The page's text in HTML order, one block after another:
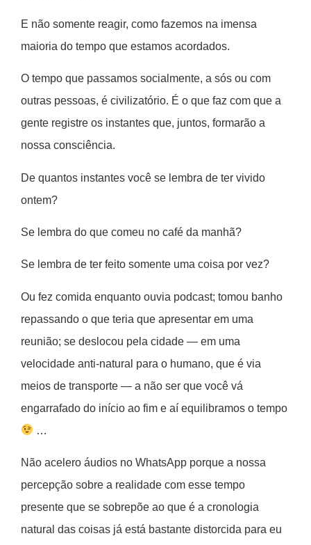
E não somente reagir, como fazemos na imensa
maioria do tempo que estamos acordados.
O tempo que passamos socialmente, a sós ou com
outras pessoas, é civilizatório. É o que faz com que a
gente registre os instantes que, juntos, formarão a
nossa consciência.
De quantos instantes você se lembra de ter vivido
ontem?
Se lembra do que comeu no café da manhã?
Se lembra de ter feito somente uma coisa por vez?
Ou fez comida enquanto ouvia podcast; tomou banho
repassando o que teria que apresentar em uma
reunião; se deslocou pela cidade — em uma
velocidade anti-natural para o humano, que é via
meios de transporte — a não ser que você vá
engarrafado do início ao fim e aí equilibramos o tempo
…
Não acelero áudios no WhatsApp porque a nossa
percepção sobre a realidade com esse tempo
presente que se sobrepõe ao que é a cronologia
natural das coisas já está bastante distorcida para eu